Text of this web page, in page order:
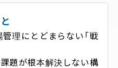
理にとどまらない「戦
題が根本解決しない構